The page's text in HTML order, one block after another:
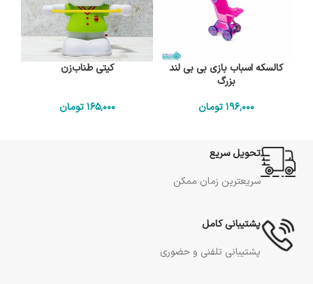
کالسکه اسباب بازی بی بی لند
بزرگ
196٬000 تومان
کیتی طناب‌زن
165٬000 تومان
تحویل سریع
سریعترین زمان ممکن
پشتیبانی کامل
پشتیبانی تلفنی و حضوری